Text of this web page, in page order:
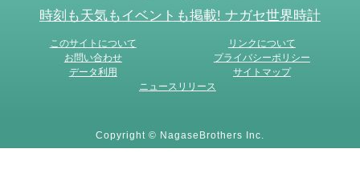
時刻も天気もイベントも掲載! ナガセ世界時計
このサイトについて
リンクについて
お問い合わせ
プライバシーポリシー
データ利用
サイトマップ
ニュースリリース
Copyright © NagaseBrothers Inc.